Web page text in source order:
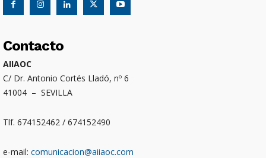
Contacto
AIIAOC
C/ Dr. Antonio Cortés Lladó, nº 6
41004 – SEVILLA
Tlf. 674152462 / 674152490
e-mail: comunicacion@aiiaoc.com